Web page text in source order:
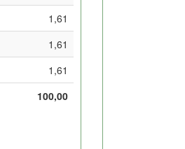
1,61
1,61
1,61
100,00